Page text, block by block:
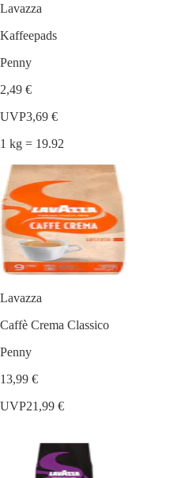
Lavazza
Kaffeepads
Penny
2,49 €
UVP3,69 €
1 kg = 19.92
Lavazza
Caffè Crema Classico
Penny
13,99 €
UVP21,99 €